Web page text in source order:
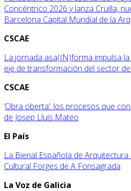
Concéntrico 2026 y lanza Cruïlla,
Barcelona Capital Mundial de la
CSCAE
La jornada asa(IN)forma impulsa
eje de transformación del sector
CSCAE
‘Obra oberta’: los procesos que
de Josep Lluís Mateo
El País
La Bienal Española de
Cultural Forges de A Fonsagrada
La Voz de Galicia